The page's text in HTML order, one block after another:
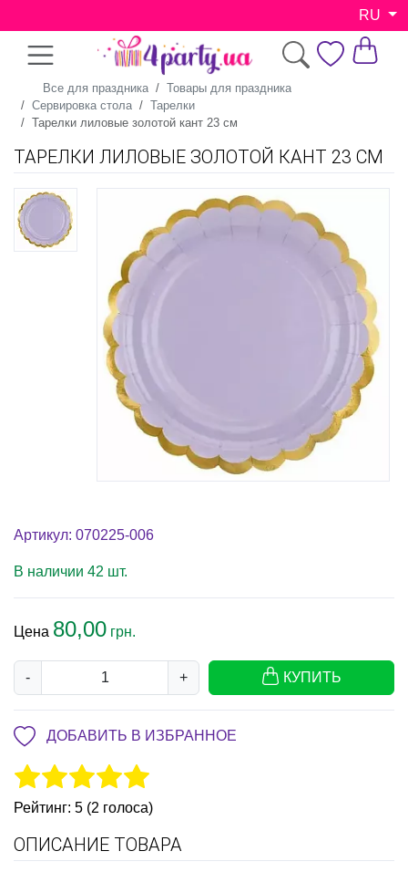
RU
Все для праздника
Товары для праздника
Сервировка стола
Тарелки
Тарелки лиловые золотой кант 23 см
ТАРЕЛКИ ЛИЛОВЫЕ ЗОЛОТОЙ КАНТ 23 СМ
Артикул: 070225-006
В наличии 42 шт.
Цена 80,00 грн.
- + КУПИТЬ
ДОБАВИТЬ В ИЗБРАННОЕ
Рейтинг: 5 (2 голоса)
ОПИСАНИЕ ТОВАРА